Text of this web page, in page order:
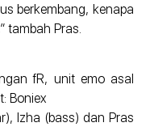
berkembang, kenapa
tambah Pras.
fR, unit emo asal
Boniex
Izha (bass) dan Pras